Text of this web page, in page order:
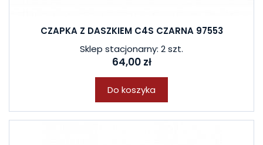
CZAPKA Z DASZKIEM C4S CZARNA 97553
Sklep stacjonarny: 2 szt.
64,00 zł
Do koszyka